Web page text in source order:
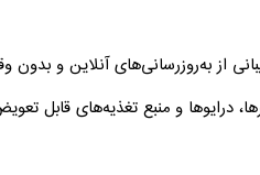
از به‌روزرسانی‌های آنلاین و بدون